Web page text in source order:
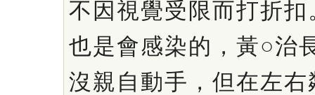
不因視覺受限而打折
也是會感染的，黃○治
沒親自動手，但在左